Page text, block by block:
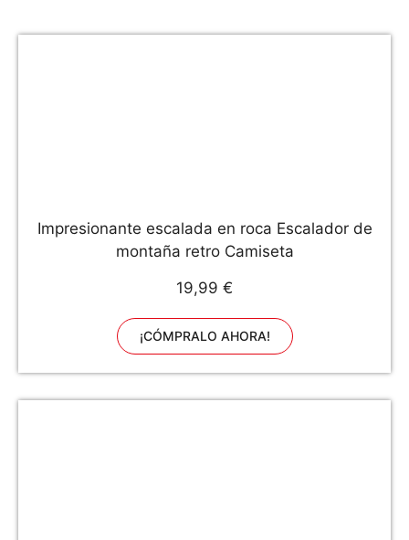
Impresionante escalada en roca Escalador de
montaña retro Camiseta
19,99 €
¡CÓMPRALO AHORA!